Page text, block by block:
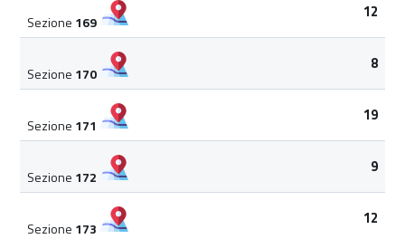
Sezione 169
12
Sezione 170
8
Sezione 171
19
Sezione 172
9
Sezione 173
12